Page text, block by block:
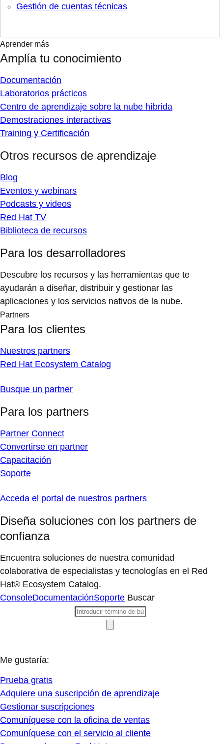
Gestión de cuentas técnicas
Aprender más
Amplía tu conocimiento
Documentación
Laboratorios prácticos
Centro de aprendizaje sobre la nube híbrida
Demostraciones interactivas
Training y Certificación
Otros recursos de aprendizaje
Blog
Eventos y webinars
Podcasts y videos
Red Hat TV
Biblioteca de recursos
Para los desarrolladores
Descubre los recursos y las herramientas que te
ayudarán a diseñar, distribuir y gestionar las
aplicaciones y los servicios nativos de la nube.
Partners
Para los clientes
Nuestros partners
Red Hat Ecosystem Catalog
Busque un partner
Para los partners
Partner Connect
Convertirse en partner
Capacitación
Soporte
Acceda el portal de nuestros partners
Diseña soluciones con los partners de
confianza
Encuentra soluciones de nuestra comunidad
colaborativa de especialistas y tecnologías en el Red
Hat® Ecosystem Catalog.
ConsoleDocumentaciónSoporte Buscar
Me gustaría:
Prueba gratis
Adquiere una suscripción de aprendizaje
Gestionar suscripciones
Comuníquese con la oficina de ventas
Comuníquese con el servicio al cliente